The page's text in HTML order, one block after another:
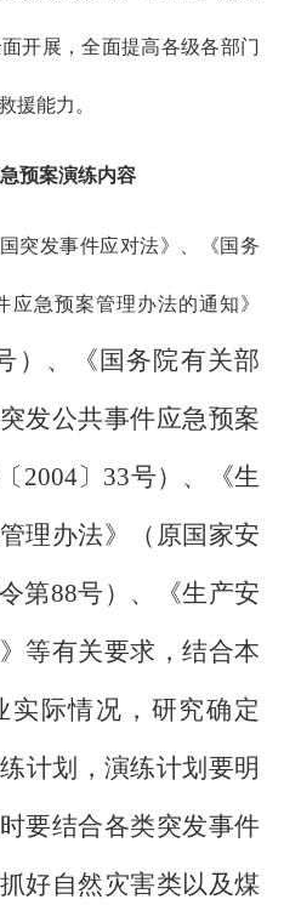
开展，全面提高各级各部门
援能力。
预案演练内容
突发事件应对法》、《国务
急预案管理办法的通知》
）、《国务院有关部
发公共事件应急预案
2004〕33号）、《生
理办法》（原国家安
第88号）、《生产安
等有关要求，结合本
实际情况，研究确定
计划，演练计划要明
要结合各类突发事件
好自然灾害类以及煤